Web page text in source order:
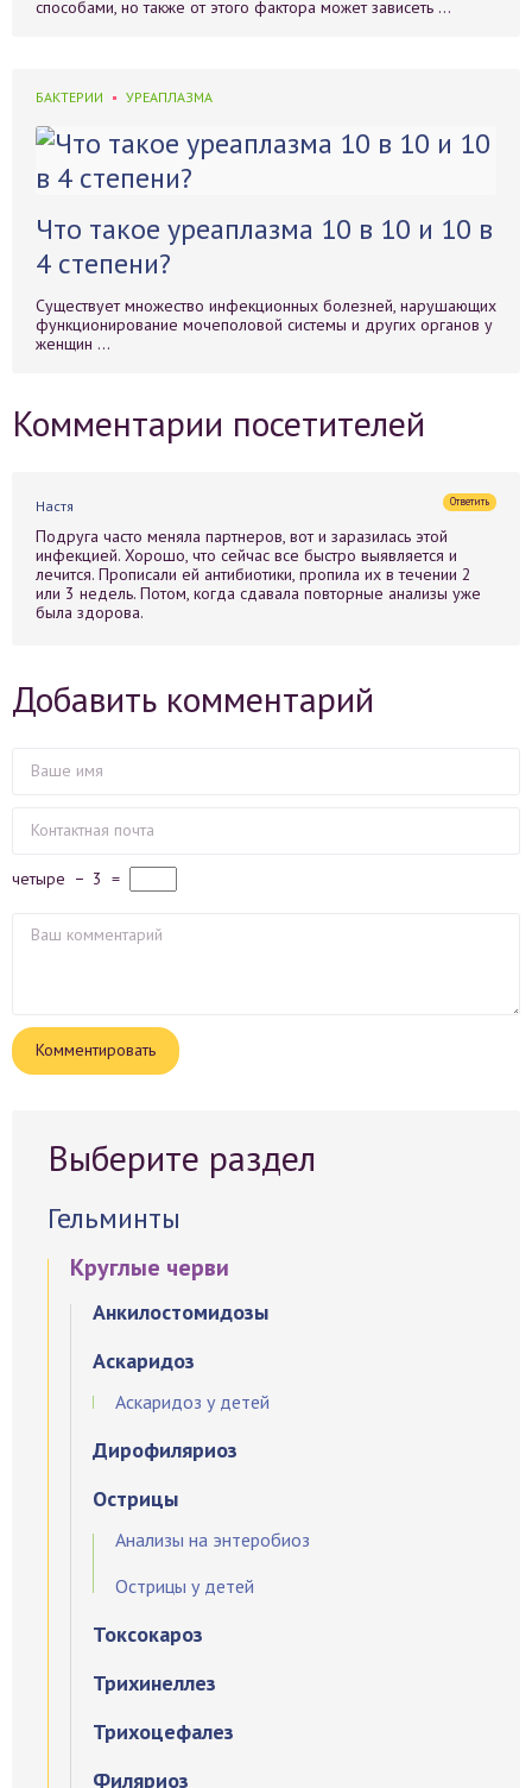
способами, но также от этого фактора может зависеть ...
БАКТЕРИИ УРЕАПЛАЗМА
Что такое уреаплазма 10 в 10 и 10 в
4 степени?
Существует множество инфекционных болезней, нарушающих
функционирование мочеполовой системы и других органов у
женщин ...
Комментарии посетителей
Настя Ответить
Подруга часто меняла партнеров, вот и заразилась этой
инфекцией. Хорошо, что сейчас все быстро выявляется и
лечится. Прописали ей антибиотики, пропила их в течении 2
или 3 недель. Потом, когда сдавала повторные анализы уже
была здорова.
Добавить комментарий
четыре − 3 =
Выберите раздел
Гельминты
Круглые черви
Анкилостомидозы
Аскаридоз
Аскаридоз у детей
Дирофиляриоз
Острицы
Анализы на энтеробиоз
Острицы у детей
Токсокароз
Трихинеллез
Трихоцефалез
Филяриоз